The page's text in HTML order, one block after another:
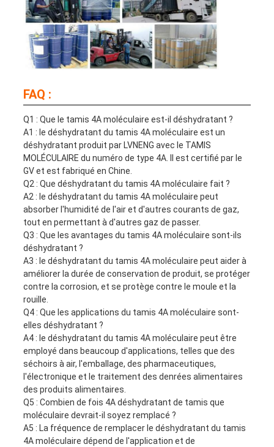
FAQ :
Q1 : Que le tamis 4A moléculaire est-il déshydratant ?
A1 : le déshydratant du tamis 4A moléculaire est un
déshydratant produit par LVNENG avec le TAMIS
MOLÉCULAIRE du numéro de type 4A. Il est certifié par le
GV et est fabriqué en Chine.
Q2 : Que déshydratant du tamis 4A moléculaire fait ?
A2 : le déshydratant du tamis 4A moléculaire peut
absorber l'humidité de l'air et d'autres courants de gaz,
tout en permettant à d'autres gaz de passer.
Q3 : Que les avantages du tamis 4A moléculaire sont-ils
déshydratant ?
A3 : le déshydratant du tamis 4A moléculaire peut aider à
améliorer la durée de conservation de produit, se protéger
contre la corrosion, et se protège contre le moule et la
rouille.
Q4 : Que les applications du tamis 4A moléculaire sont-
elles déshydratant ?
A4 : le déshydratant du tamis 4A moléculaire peut être
employé dans beaucoup d'applications, telles que des
séchoirs à air, l'emballage, des pharmaceutiques,
l'électronique et le traitement des denrées alimentaires
des produits alimentaires.
Q5 : Combien de fois 4A déshydratant de tamis que
moléculaire devrait-il soyez remplacé ?
A5 : La fréquence de remplacer le déshydratant du tamis
4A moléculaire dépend de l'application et de